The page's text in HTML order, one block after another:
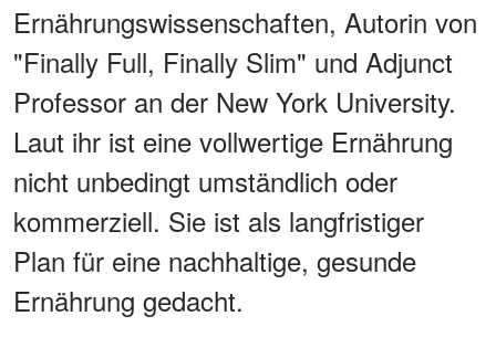
Ernährungswissenschaften, Autorin von
"Finally Full, Finally Slim" und Adjunct
Professor an der New York University.
Laut ihr ist eine vollwertige Ernährung
nicht unbedingt umständlich oder
kommerziell. Sie ist als langfristiger
Plan für eine nachhaltige, gesunde
Ernährung gedacht.